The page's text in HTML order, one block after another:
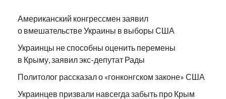
Американский конгрессмен заявил
о вмешательстве Украины в выборы США
Украинцы не способны оценить перемены
в Крыму, заявил экс-депутат Рады
Политолог рассказал о «гонконгском законе» США
Украинцев призвали навсегда забыть про Крым